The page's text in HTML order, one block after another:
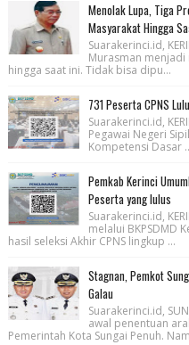
Menolak Lupa, Tiga
Masyarakat Hingga
Suarakerinci.id,
Murasman
hingga saat ini. Tidak bisa dipu...
731 Peserta CPNS
Suarakerinci.id,
Pegawai Negeri
Kompetensi Dasar
Pemkab Kerinci
Peserta yang lulus
Suarakerinci.id,
melalui BKPSDMD
hasil seleksi Akhir CPNS lingkup ...
Stagnan, Pemkot
Galau
Suarakerinci.id,
awal penentuan
Pemerintah Kota Sungai Penuh.